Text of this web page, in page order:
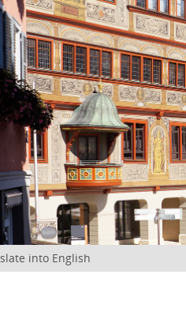
into English